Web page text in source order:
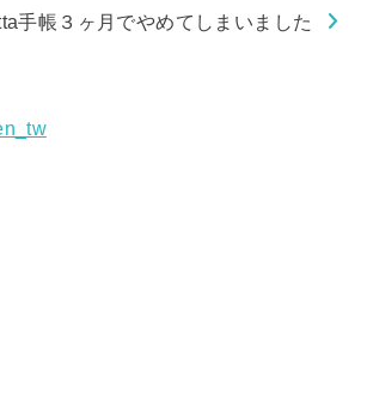
手帳３ヶ月でやめてしまいました